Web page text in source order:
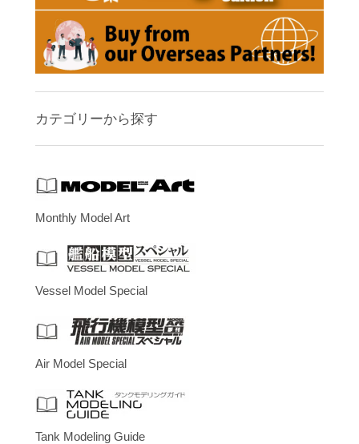
カテゴリーから探す
Monthly Model Art
Vessel Model Special
Air Model Special
Tank Modeling Guide